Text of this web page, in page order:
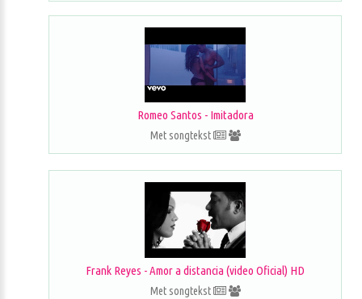
Romeo Santos - Imitadora
Met songtekst
Frank Reyes - Amor a distancia (video Oficial) HD
Met songtekst